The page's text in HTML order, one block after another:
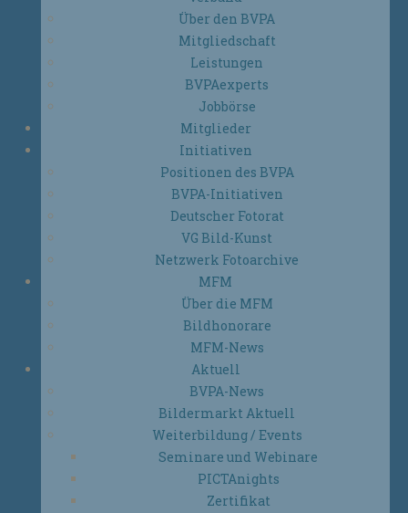
Über den BVPA
Mitgliedschaft
Leistungen
BVPAexperts
Jobbörse
Mitglieder
Initiativen
Positionen des BVPA
BVPA-Initiativen
Deutscher Fotorat
VG Bild-Kunst
Netzwerk Fotoarchive
MFM
Über die MFM
Bildhonorare
MFM-News
Aktuell
BVPA-News
Bildermarkt Aktuell
Weiterbildung / Events
Seminare und Webinare
PICTAnights
Zertifikat